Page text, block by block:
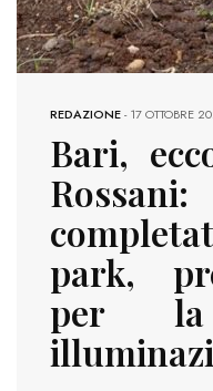
REDAZIONE-17 OTTOBRE
Bari,
Rossani:
park,
per la